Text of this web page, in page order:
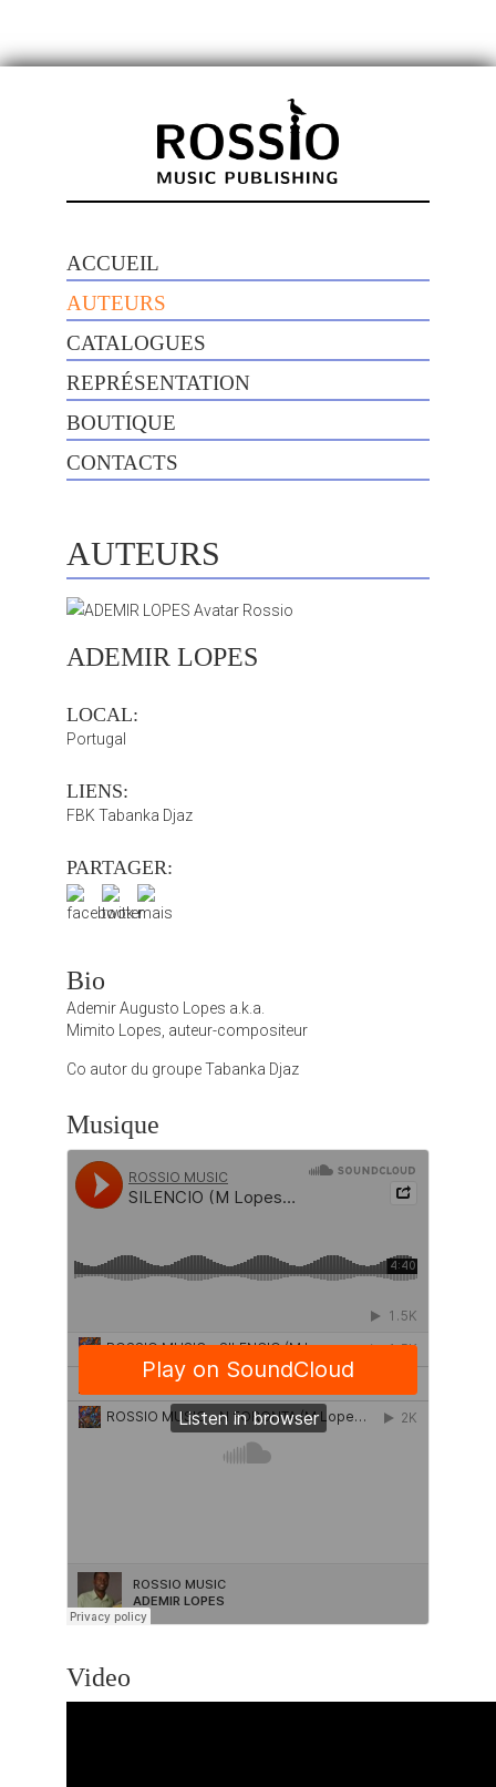
ACCUEIL
AUTEURS
CATALOGUES
REPRÉSENTATION
BOUTIQUE
CONTACTS
AUTEURS
ADEMIR LOPES
LOCAL:
Portugal
LIENS:
FBK Tabanka Djaz
PARTAGER:
Bio
Ademir Augusto Lopes a.k.a.
Mimito Lopes, auteur-compositeur
Co autor du groupe Tabanka Djaz
Musique
Video